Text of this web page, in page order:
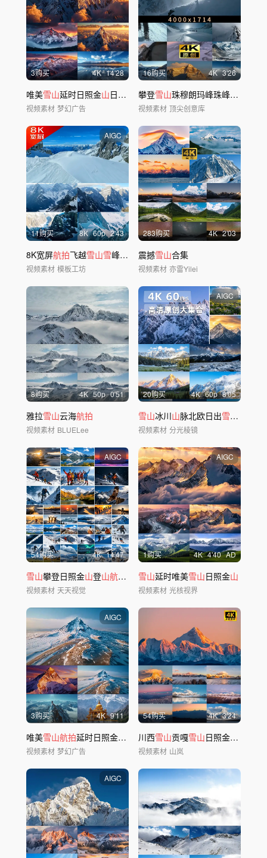
3购买 4K 14'28
唯美雪山延时日照金山日出云海风景风光ai
视频素材 梦幻广告
16购买 4K 3'26
攀登雪山珠穆朗玛峰珠峰宽屏登
视频素材 顶尖创意库
AIGC
11购买 8K 60p 2'43
8K宽屏航拍飞越雪山雪峰山 顶led背景
视频素材 模板工坊
283购买 4K 2'03
震撼雪山合集
视频素材 亦雷Yilei
8购买 4K 50p 0'51
雅拉雪山云海航拍
视频素材 BLUELee
AIGC
20购买 4K 60p 8'05
雪山冰川山脉北欧日出雪山
视频素材 分光棱镜
AIGC
54购买 4K 14'47
雪山攀登日照金山登山航拍雪山 日出延时合集
视频素材 天天视觉
AIGC
1购买 4K 4'40 AD
雪山延时唯美雪山日照金山
视频素材 光核视界
AIGC
3购买 4K 9'11
唯美雪山航拍延时日照金山 日出云海风景风光
视频素材 梦幻广告
54购买 4K 3'24
川西雪山贡嘎雪山日照金山
视频素材 山岚
AIGC